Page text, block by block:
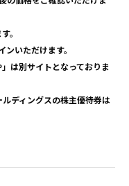
。
いただけます。
は別サイトとなっておりま
ディングスの株主優待券は